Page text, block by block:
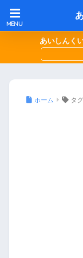
あいしんく
ホーム タグ